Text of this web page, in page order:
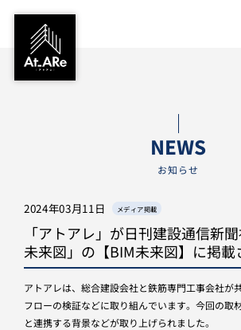
NEWS
お知らせ
2024年03月11日 メディア掲載
「アトアレ」が日刊建設通信新
未来図」の【BIM未来図】に掲載
アトアレは、総合建設会社と鉄筋専門工事会社が
フローの検証などに取り組んでいます。今回の取
と連携する背景などが取り上げられました。